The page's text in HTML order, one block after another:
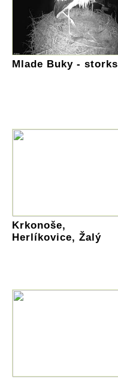
Mlade Buky - storks
Krkonoše,
Herlíkovice, Žalý